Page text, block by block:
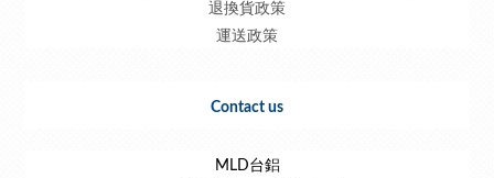
退換貨政策
運送政策
Contact us
MLD台鋁